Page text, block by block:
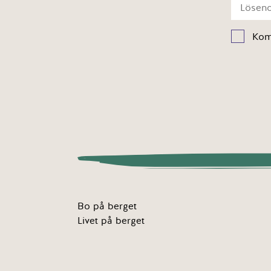
Bo på berget
Livet på berget